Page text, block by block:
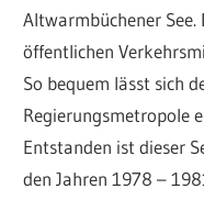
Altwarmbüchener
öffentlichen
So bequem lässt sich
Regierungsmetropole
Entstanden ist dieser
den Jahren 1978 –